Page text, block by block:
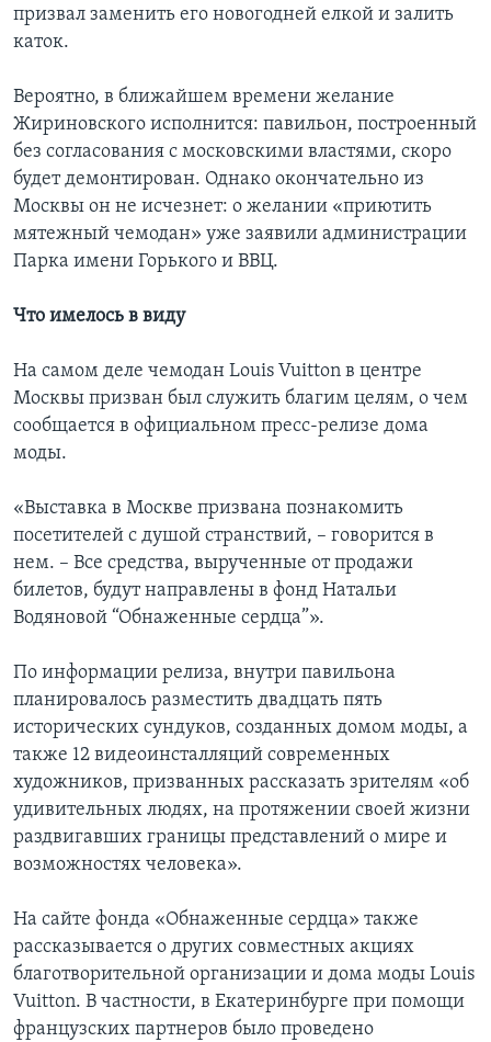
призвал заменить его новогодней елкой и залить
каток.
Вероятно, в ближайшем времени желание
Жириновского исполнится: павильон, построенный
без согласования с московскими властями, скоро
будет демонтирован. Однако окончательно из
Москвы он не исчезнет: о желании «приютить
мятежный чемодан» уже заявили администрации
Парка имени Горького и ВВЦ.
Что имелось в виду
На самом деле чемодан Louis Vuitton в центре
Москвы призван был служить благим целям, о чем
сообщается в официальном пресс-релизе дома
моды.
«Выставка в Москве призвана познакомить
посетителей с душой странствий, – говорится в
нем. – Все средства, вырученные от продажи
билетов, будут направлены в фонд Натальи
Водяновой “Обнаженные сердца”».
По информации релиза, внутри павильона
планировалось разместить двадцать пять
исторических сундуков, созданных домом моды, а
также 12 видеоинсталляций современных
художников, призванных рассказать зрителям «об
удивительных людях, на протяжении своей жизни
раздвигавших границы представлений о мире и
возможностях человека».
На сайте фонда «Обнаженные сердца» также
рассказывается о других совместных акциях
благотворительной организации и дома моды Louis
Vuitton. В частности, в Екатеринбурге при помощи
французских партнеров было проведено